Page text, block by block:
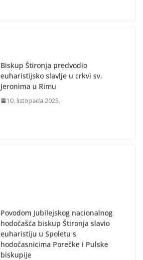
Biskup Štironja predvodio
euharistijsko slavlje u crkvi sv.
Jeronima u Rimu
10. listopada 2025.
Povodom Jubilejskog nacionalnog
hodočašća biskup Štironja slavio
euharistiju u Spoletu s
hodočasnicima Porečke i Pulske
biskupije